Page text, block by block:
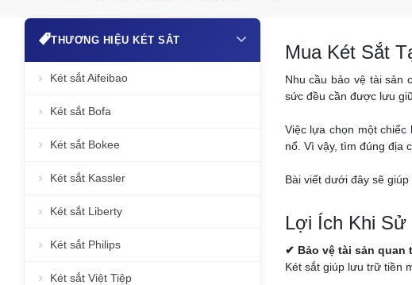
THƯƠNG HIỆU KÉT SẮT
Két sắt Aifeibao
Két sắt Bofa
Két sắt Bokee
Két sắt Kassler
Két sắt Liberty
Két sắt Philips
Két sắt Việt Tiệp
Mua Két Sắt
Nhu cầu bảo vệ tài sản
sức đều cần được lưu
Việc lựa chọn một chiếc
nổ. Vì vậy, tìm đúng địa
Bài viết dưới đây sẽ
Lợi Ích Khi Sử
✔ Bảo vệ tài sản quan
Két sắt giúp lưu trữ tiền